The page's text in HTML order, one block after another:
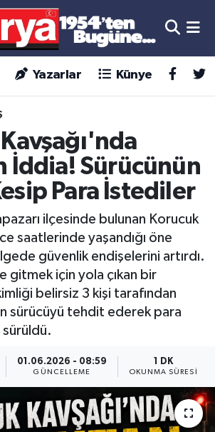
Yazarlar Künye
İddia! Sürücünün
Para İstediler
ilçesinde bulunan Korucuk
saatlerinde yaşandığı öne
güvenlik endişelerini artırdı.
gitmek için yola çıkan bir
belirsiz 3 kişi tarafından
sürücüyü tehdit ederek para
01.06.2026 - 08:59
GÜNCELLEME
1 DK
OKUNMA SÜRESI